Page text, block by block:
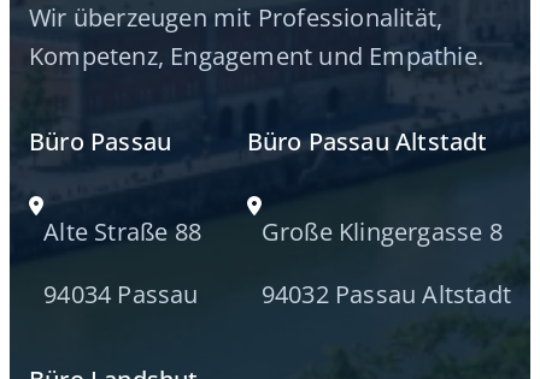
Wir überzeugen mit Professionalität,
Kompetenz, Engagement und Empathie.
Büro Passau
Alte Straße 88
94034 Passau
Büro Passau Altstadt
Große Klingergasse 8
94032 Passau Altstadt